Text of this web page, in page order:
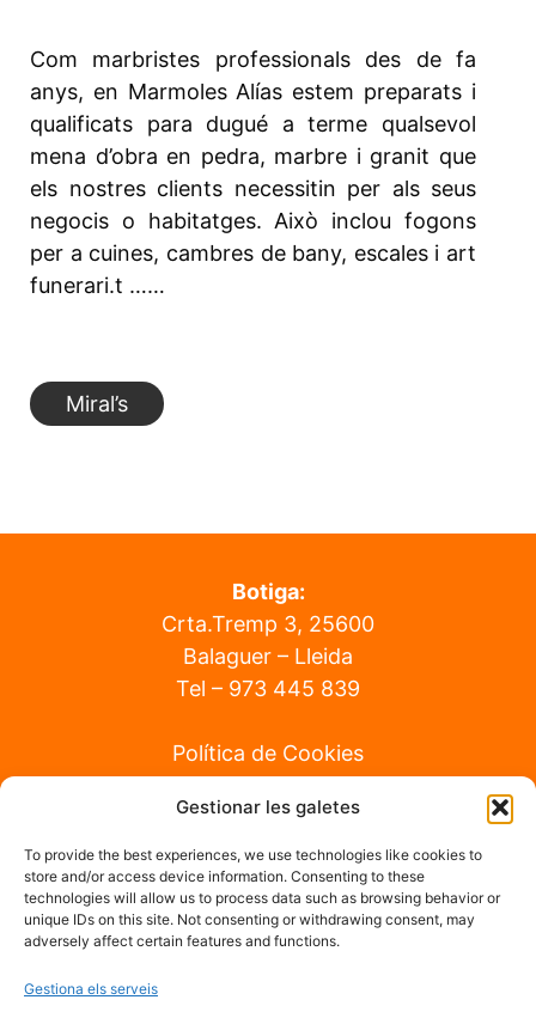
Gestionar les galetes
To provide the best experiences, we use technologies like cookies to
store and/or access device information. Consenting to these
technologies will allow us to process data such as browsing behavior or
unique IDs on this site. Not consenting or withdrawing consent, may
adversely affect certain features and functions.
Gestiona els serveis
Com marbristes professionals des de fa
anys, en Marmoles Alías estem preparats i
qualificats para dugué a terme qualsevol
mena d’obra en pedra, marbre i granit que
els nostres clients necessitin per als seus
negocis o habitatges. Això inclou fogons
per a cuines, cambres de bany, escales i art
funerari.t ……
Miral’s
Botiga:
Crta.Tremp 3, 25600
Balaguer – Lleida
Tel – 973 445 839
Política de Cookies
Fabrica:
Crta.de La Seu Km 24. 25660
Alcoletge – Lleida
Tel –663 888 485